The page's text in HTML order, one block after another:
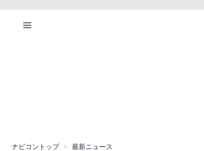
ナビコントップ 最新ニュース